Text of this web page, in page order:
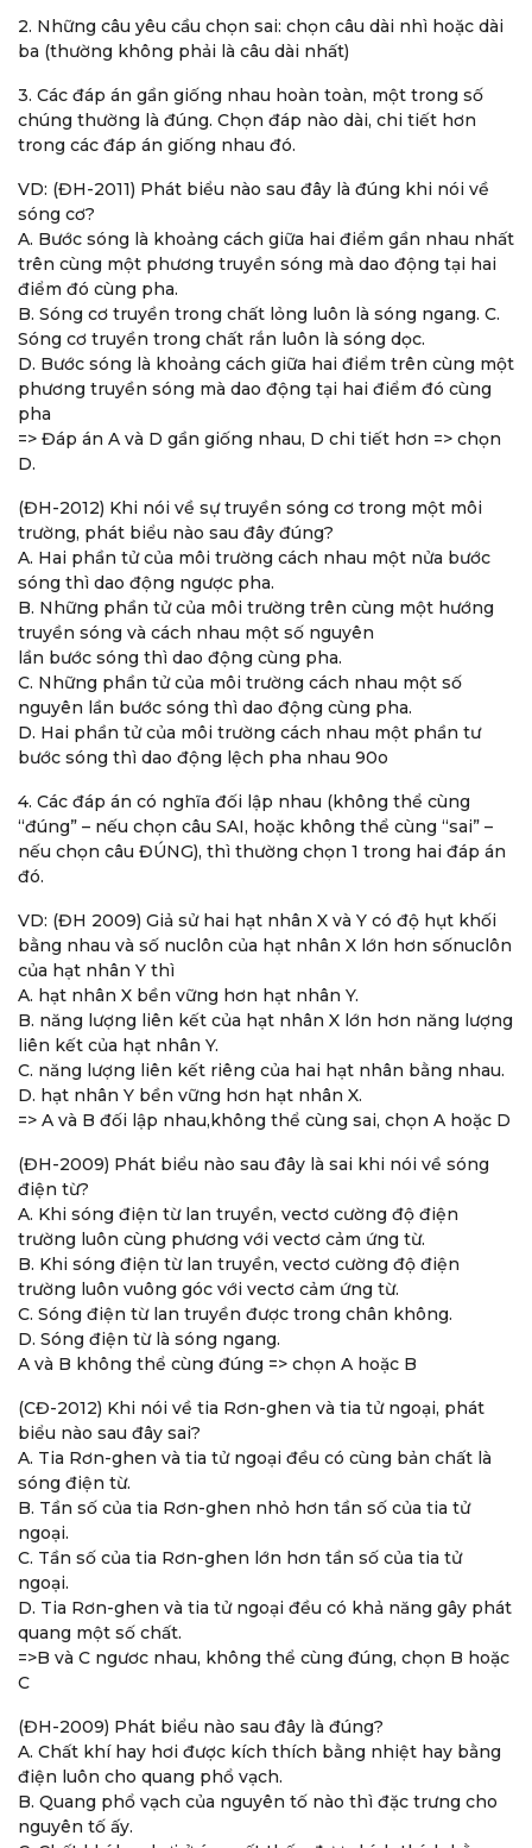
2. Những câu yêu cầu chọn sai: chọn câu dài nhì hoặc dài
ba (thường không phải là câu dài nhất)
3. Các đáp án gần giống nhau hoàn toàn, một trong số
chúng thường là đúng. Chọn đáp nào dài, chi tiết hơn
trong các đáp án giống nhau đó.
VD: (ĐH-2011) Phát biểu nào sau đây là đúng khi nói về
sóng cơ?
A. Bước sóng là khoảng cách giữa hai điểm gần nhau nhất
trên cùng một phương truyền sóng mà dao động tại hai
điểm đó cùng pha.
B. Sóng cơ truyền trong chất lỏng luôn là sóng ngang. C.
Sóng cơ truyền trong chất rắn luôn là sóng dọc.
D. Bước sóng là khoảng cách giữa hai điểm trên cùng một
phương truyền sóng mà dao động tại hai điểm đó cùng
pha
=> Đáp án A và D gần giống nhau, D chi tiết hơn => chọn
D.
(ĐH-2012) Khi nói về sự truyền sóng cơ trong một môi
trường, phát biểu nào sau đây đúng?
A. Hai phần tử của môi trường cách nhau một nửa bước
sóng thì dao động ngược pha.
B. Những phần tử của môi trường trên cùng một hướng
truyền sóng và cách nhau một số nguyên
lần bước sóng thì dao động cùng pha.
C. Những phần tử của môi trường cách nhau một số
nguyên lần bước sóng thì dao động cùng pha.
D. Hai phần tử của môi trường cách nhau một phần tư
bước sóng thì dao động lệch pha nhau 90o
4. Các đáp án có nghĩa đối lập nhau (không thể cùng
“đúng” – nếu chọn câu SAI, hoặc không thể cùng “sai” –
nếu chọn câu ĐÚNG), thì thường chọn 1 trong hai đáp án
đó.
VD: (ĐH 2009) Giả sử hai hạt nhân X và Y có độ hụt khối
bằng nhau và số nuclôn của hạt nhân X lớn hơn sốnuclôn
của hạt nhân Y thì
A. hạt nhân X bền vững hơn hạt nhân Y.
B. năng lượng liên kết của hạt nhân X lớn hơn năng lượng
liên kết của hạt nhân Y.
C. năng lượng liên kết riêng của hai hạt nhân bằng nhau.
D. hạt nhân Y bền vững hơn hạt nhân X.
=> A và B đối lập nhau,không thể cùng sai, chọn A hoặc D
(ĐH-2009) Phát biểu nào sau đây là sai khi nói về sóng
điện từ?
A. Khi sóng điện từ lan truyền, vectơ cường độ điện
trường luôn cùng phương với vectơ cảm ứng từ.
B. Khi sóng điện từ lan truyền, vectơ cường độ điện
trường luôn vuông góc với vectơ cảm ứng từ.
C. Sóng điện từ lan truyền được trong chân không.
D. Sóng điện từ là sóng ngang.
A và B không thể cùng đúng => chọn A hoặc B
(CĐ-2012) Khi nói về tia Rơn-ghen và tia tử ngoại, phát
biểu nào sau đây sai?
A. Tia Rơn-ghen và tia tử ngoại đều có cùng bản chất là
sóng điện từ.
B. Tần số của tia Rơn-ghen nhỏ hơn tần số của tia tử
ngoại.
C. Tần số của tia Rơn-ghen lớn hơn tần số của tia tử
ngoại.
D. Tia Rơn-ghen và tia tử ngoại đều có khả năng gây phát
quang một số chất.
=>B và C ngươc nhau, không thể cùng đúng, chọn B hoặc
C
(ĐH-2009) Phát biểu nào sau đây là đúng?
A. Chất khí hay hơi được kích thích bằng nhiệt hay bằng
điện luôn cho quang phổ vạch.
B. Quang phổ vạch của nguyên tố nào thì đặc trưng cho
nguyên tố ấy.